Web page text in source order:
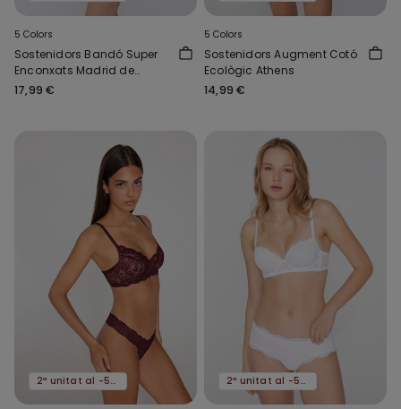
5 Colors
Sostenidors Bandó Super
Enconxats Madrid de
Microfibra Reciclada
17,99 €
5 Colors
Sostenidors Augment Cotó
Ecològic Athens
14,99 €
2ª unitat al -50% 2ª unitat al -50%